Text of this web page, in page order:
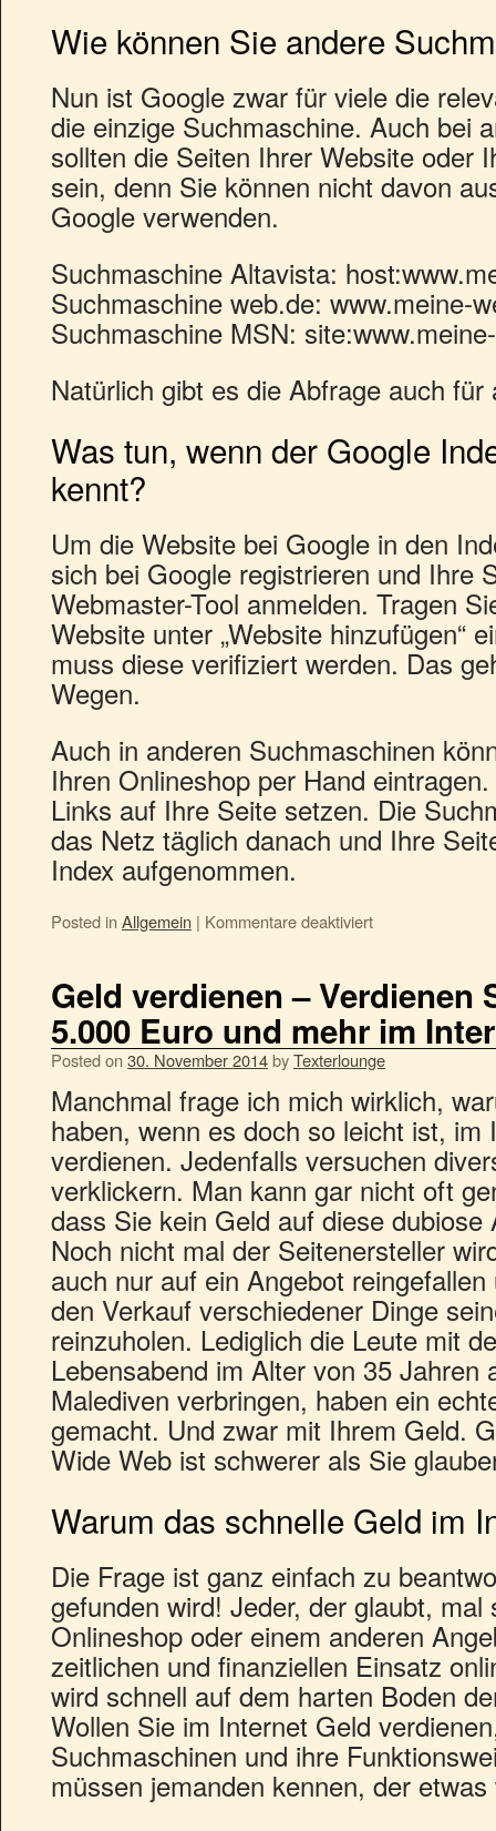
Wie können Sie andere
Nun ist Google zwar für viele die
die einzige Suchmaschine. Auch bei
sollten die Seiten Ihrer Website oder
sein, denn Sie können nicht davon
Google verwenden.
Suchmaschine Altavista:
Suchmaschine web.de: www.meine-
Suchmaschine MSN:
Natürlich gibt es die Abfrage auch
Was tun, wenn der Google
kennt?
Um die Website bei Google in den
sich bei Google registrieren und Ihre
Webmaster-Tool anmelden. Tragen
Website unter „Website hinzufügen“
muss diese verifiziert werden. Das
Wegen.
Auch in anderen Suchmaschinen
Ihren Onlineshop per Hand
Links auf Ihre Seite setzen. Die
das Netz täglich danach und Ihre
Index aufgenommen.
Posted in Allgemein | Kommentare deaktiviert
Geld verdienen – Verdienen
5.000 Euro und mehr im
Posted on 30. November 2014byTexterlounge
Manchmal frage ich mich wirklich,
haben, wenn es doch so leicht ist, im
verdienen. Jedenfalls versuchen
verklickern. Man kann gar nicht oft
dass Sie kein Geld auf diese
Noch nicht mal der Seitenersteller
auch nur auf ein Angebot
den Verkauf verschiedener Dinge
reinzuholen. Lediglich die Leute mit
Lebensabend im Alter von 35 Jahren
Malediven verbringen, haben ein
gemacht. Und zwar mit Ihrem Geld.
Wide Web ist schwerer als Sie
Warum das schnelle Geld im
Die Frage ist ganz einfach zu
gefunden wird! Jeder, der glaubt, mal
Onlineshop oder einem anderen
zeitlichen und finanziellen Einsatz
wird schnell auf dem harten Boden
Wollen Sie im Internet Geld
Suchmaschinen und ihre
müssen jemanden kennen, der